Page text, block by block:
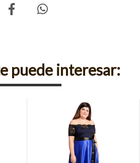
puede interesar: